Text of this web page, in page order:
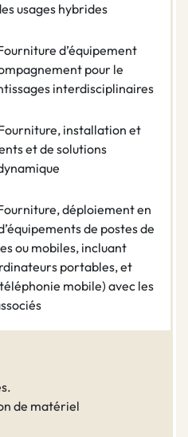
usages hybrides
d’équipement
pour le
interdisciplinaires
installation et
et de solutions
déploiement en
de postes de
ou mobiles, incluant
portables, et
mobile) avec les
de matériel